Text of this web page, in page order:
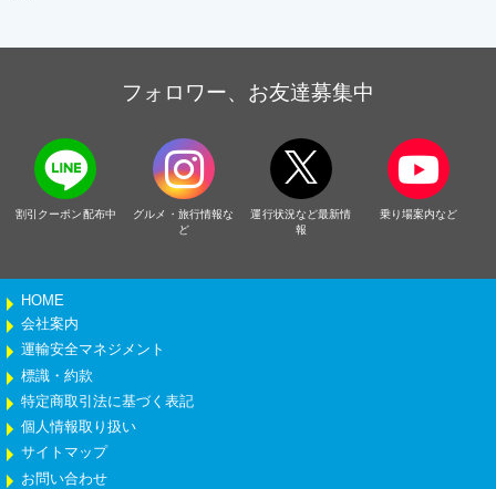
フォロワー、お友達募集中
割引クーポン配布中
グルメ・旅行情報な
ど
運行状況など最新情
報
乗り場案内など
HOME
会社案内
運輸安全マネジメント
標識・約款
特定商取引法に基づく表記
個人情報取り扱い
サイトマップ
お問い合わせ